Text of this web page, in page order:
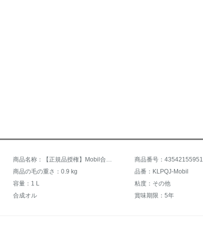
商品名称：【正規品授権】Mobil合成Oイ金装Mobil 1号/速覇0 W 20/30/5 W 30/40 SN級金装Mobil 1号-全合成0 W-40 SN級1リットル入り 商品番号：43542155951
商品の毛の重さ：0.9 kg
品番：KLPQJ-Mobil
容量：1 L
粘度：その他
合成オル
賞味期限：5年